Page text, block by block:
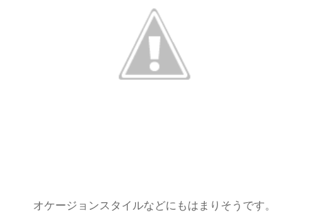
オケージョンスタイルなどにもはまりそうです。